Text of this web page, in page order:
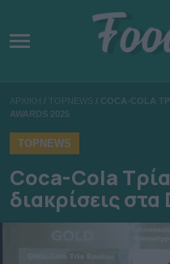
ΑΡΧΙΚΗ / TOPNEWS / COCA-COLA
AWARDS 2025
TOPNEWS
Coca-Cola
διακρίσεις